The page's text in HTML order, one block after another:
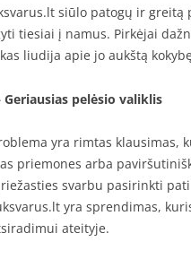
siūlo patogų ir
tiesiai į namus. Pirkėjai
liudija apie jo aukštą
Geriausias pelėsio valiklis
yra rimtas klausimas,
priemones arba
svarbu pasirinkti
yra sprendimas,
ateityje.